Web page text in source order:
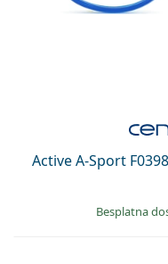
Active A-Sport
Besplatna